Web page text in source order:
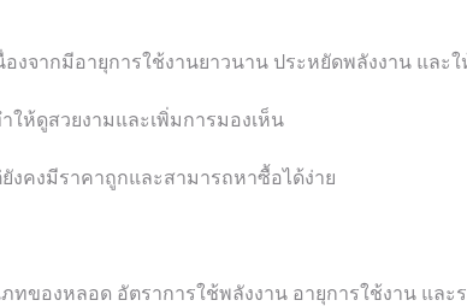
งจากมีอายุการใช้งานยาวนาน ประหยัดพลังงาน และ
ห้ดูสวยงามและเพิ่มการมองเห็น
งคงมีราคาถูกและสามารถหาซื้อได้ง่าย
ของหลอด อัตราการใช้พลังงาน อายุการใช้งาน แล